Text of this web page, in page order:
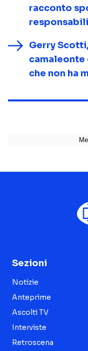
racconto
Gerry
camaleonte
che non ha
Sezioni
Notizie
Anteprime
Ascolti TV
Interviste
Retroscena